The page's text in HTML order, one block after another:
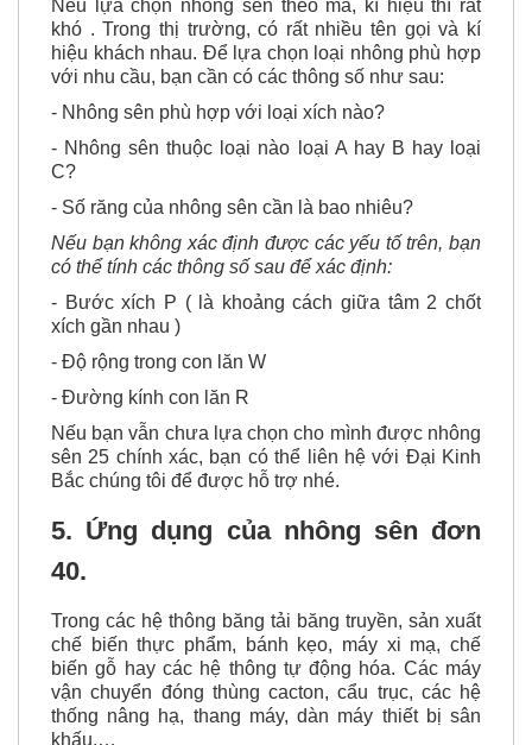
Nếu lựa chọn nhông sên theo mã, kí hiệu thì rất
khó . Trong thị trường, có rất nhiều tên gọi và kí
hiệu khách nhau. Để lựa chọn loại nhông phù hợp
với nhu cầu, bạn cần có các thông số như sau:
- Nhông sên phù hợp với loại xích nào?
- Nhông sên thuộc loại nào loại A hay B hay loại
C?
- Số răng của nhông sên cần là bao nhiêu?
Nếu bạn không xác định được các yếu tố trên, bạn
có thể tính các thông số sau để xác định:
- Bước xích P ( là khoảng cách giữa tâm 2 chốt
xích gần nhau )
- Độ rộng trong con lăn W
- Đường kính con lăn R
Nếu bạn vẫn chưa lựa chọn cho mình được nhông
sên 25 chính xác, bạn có thể liên hệ với Đại Kinh
5. Ứng dụng của nhông sên đơn
Trong các hệ thông băng tải băng truyền, sản xuất
chế biến thực phẩm, bánh kẹo, máy xi mạ, chế
biến gỗ hay các hệ thông tự động hóa. Các máy
vận chuyển đóng thùng cacton, cẩu trục, các hệ